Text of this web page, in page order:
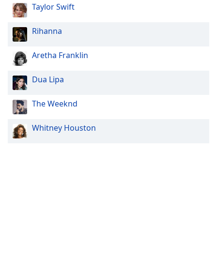
Taylor Swift
Rihanna
Aretha Franklin
Dua Lipa
The Weeknd
Whitney Houston